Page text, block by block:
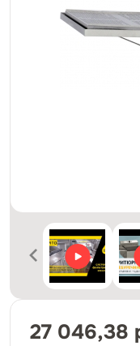
27 046,38